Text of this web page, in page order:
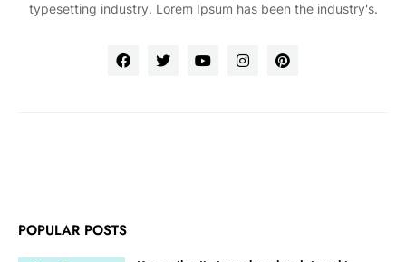
typesetting industry. Lorem Ipsum has been the industry's.
POPULAR POSTS